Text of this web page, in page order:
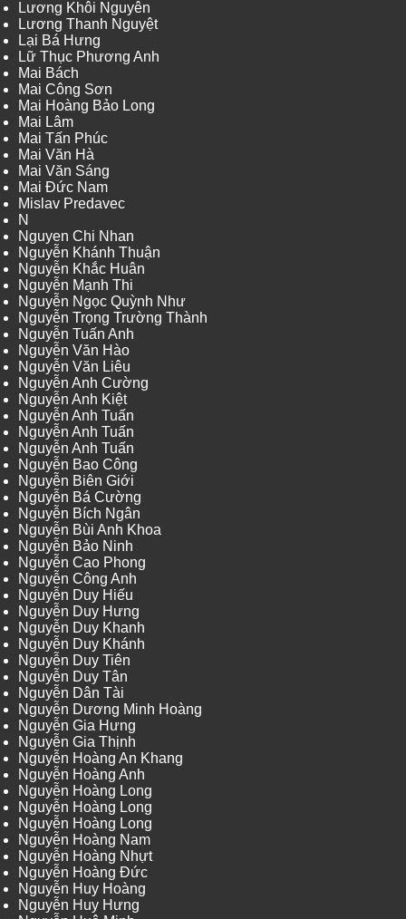
Lương Khôi Nguyên
Lương Thanh Nguyệt
Lại Bá Hưng
Lữ Thục Phương Anh
Mai Bách
Mai Công Sơn
Mai Hoàng Bảo Long
Mai Lâm
Mai Tấn Phúc
Mai Văn Hà
Mai Văn Sáng
Mai Đức Nam
Mislav Predavec
N
Nguyen Chi Nhan
Nguyễn Khánh Thuận
Nguyễn Khắc Huân
Nguyễn Mạnh Thi
Nguyễn Ngọc Quỳnh Như
Nguyễn Trọng Trường Thành
Nguyễn Tuấn Anh
Nguyễn Văn Hào
Nguyễn Văn Liêu
Nguyễn Anh Cường
Nguyễn Anh Kiệt
Nguyễn Anh Tuấn
Nguyễn Anh Tuấn
Nguyễn Anh Tuấn
Nguyễn Bao Công
Nguyễn Biên Giới
Nguyễn Bá Cường
Nguyễn Bích Ngân
Nguyễn Bùi Anh Khoa
Nguyễn Bảo Ninh
Nguyễn Cao Phong
Nguyễn Công Anh
Nguyễn Duy Hiếu
Nguyễn Duy Hưng
Nguyễn Duy Khanh
Nguyễn Duy Khánh
Nguyễn Duy Tiên
Nguyễn Duy Tân
Nguyễn Dân Tài
Nguyễn Dương Minh Hoàng
Nguyễn Gia Hưng
Nguyễn Gia Thịnh
Nguyễn Hoàng An Khang
Nguyễn Hoàng Anh
Nguyễn Hoàng Long
Nguyễn Hoàng Long
Nguyễn Hoàng Long
Nguyễn Hoàng Nam
Nguyễn Hoàng Nhựt
Nguyễn Hoàng Đức
Nguyễn Huy Hoàng
Nguyễn Huy Hưng